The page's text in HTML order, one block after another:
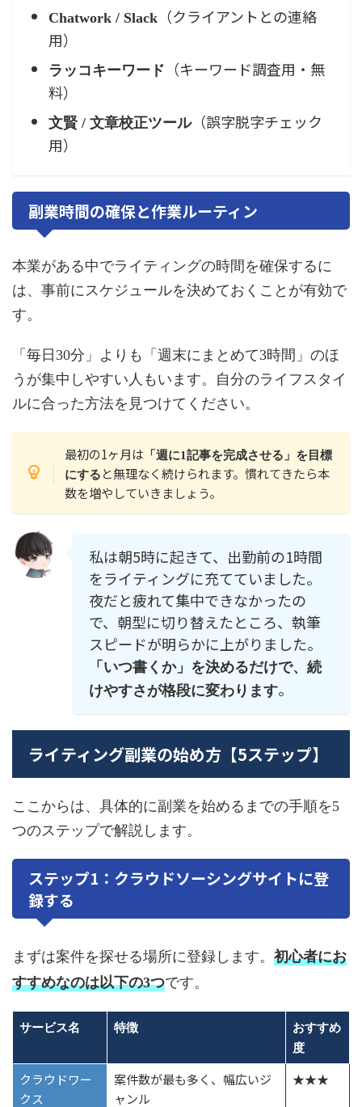
Chatwork / Slack （クライアントとの連絡
用）
ラッコキーワード
（キーワード調査用・無
料）
文賢 / 文章校正ツール（誤字脱字チェック
用）
副業時間の確保と作業ルーティン
本業がある中でライティングの時間を確保するに
は、事前にスケジュールを決めておくことが有効で
す。
「毎日30分」よりも「週末にまとめて3時間」のほ
うが集中しやすい人もいます。自分のライフスタイ
ルに合った方法を見つけてください。
最初の1ヶ月は 「週に1記事を完成させる」を目標
にする と無理なく続けられます。慣れてきたら本
数を増やしていきましょう。
私は朝5時に起きて、出勤前の1時間
をライティングに充てていました。
夜だと疲れて集中できなかったの
で、朝型に切り替えたところ、執筆
スピードが明らかに上がりました。
「いつ書くか」を決めるだけで、続
けやすさが格段に変わります。
ライティング副業の始め方【5ステップ】
ここからは、具体的に副業を始めるまでの手順を5
つのステップで解説します。
ステップ1：クラウドソーシングサイトに登
録する
まずは案件を探せる場所に登録します。 初心者にお
すすめなのは以下の3つです。
サービス名 特徴
おすすめ
度
クラウドワー
クス
案件数が最も多く、幅広いジ
ャンル
★★★